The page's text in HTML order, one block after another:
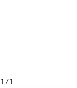
1 /1